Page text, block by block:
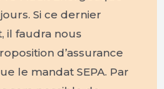
Si ce dernier
il faudra nous
d’assurance
le mandat SEPA. Par